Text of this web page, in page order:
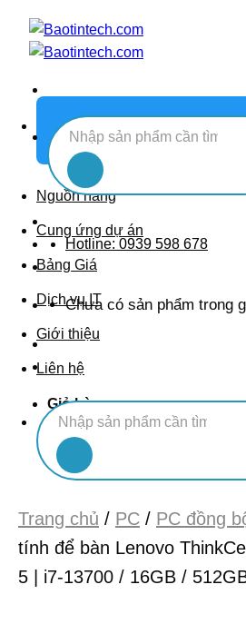
Chuyển
đến
dung
Tìm
kiếm:
Hotline: 0939 598 678
Chưa có sản phẩm trong
Giỏ hàng
Chưa có sản phẩm trong giỏ
DANH MỤC
Nguồn hàng
Cung ứng dự án
Bảng Giá
Dịch vụ IT
Giới thiệu
Liên hệ
Tìm
kiếm:
Trang chủ / PC / PC đồng
tính để bàn Lenovo
5 | i7-13700 / 16GB /